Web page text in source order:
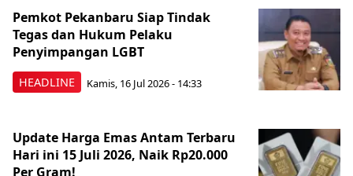
HEADLINE
Pemkot Pekanbaru Siap Tindak
Tegas dan Hukum Pelaku
Penyimpangan LGBT
Kamis, 16 Jul 2026 - 14:33
Update Harga Emas Antam Terbaru
Hari ini 15 Juli 2026, Naik Rp20.000
Per Gram!